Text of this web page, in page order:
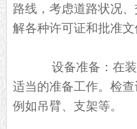
路线，考虑道路状况
解各种许可证和批准
设备准备：在装
适当的准备工作。检
例如吊臂、支架等。